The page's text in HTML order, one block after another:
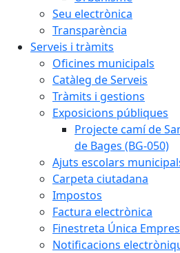
Seu electrònica
Transparència
Serveis i tràmits
Oficines municipals
Catàleg de Serveis
Tràmits i gestions
Exposicions públiques
Projecte camí de
de Bages (BG-050)
Ajuts escolars
Carpeta ciutadana
Impostos
Factura electrònica
Finestreta Única
Notificacions